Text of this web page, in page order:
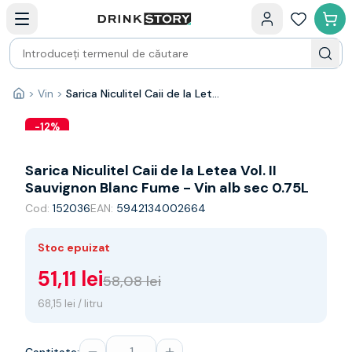
Bauturi fine — selectie
Produse Noi
Cosuri cadou
Pachete & Cadouri
Vin
Tamaioasa
Franta
Spania
Africa de Sud
Germania
Noua Zeelanda
Spumante
Sampanie
Acasă
> Vin > Sarica Niculitel Caii de la Letea Vol. II Sauvignon Blanc Fume - Vin alb sec 0.75L
-12%
Sarica Niculitel Caii de la Letea Vol. II
Sauvignon Blanc Fume - Vin alb sec 0.75L
Cod: 152036EAN: 5942134002664
Stoc epuizat
51,11 lei58,08 lei
68,15 lei / litru